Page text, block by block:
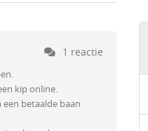
1 reactie
kip online.
betaalde baan